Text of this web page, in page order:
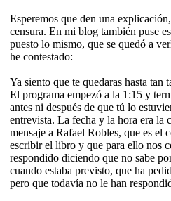
Esperemos que den una
censura. En mi blog también puse
puesto lo mismo, que se quedó a
he contestado:
Ya siento que te quedaras hasta
El programa empezó a la 1:15 y
antes ni después de que tú lo
entrevista. La fecha y la hora era la
mensaje a Rafael Robles, que es el
escribir el libro y que para ello nos
respondido diciendo que no sabe
cuando estaba previsto, que ha
pero que todavía no le han